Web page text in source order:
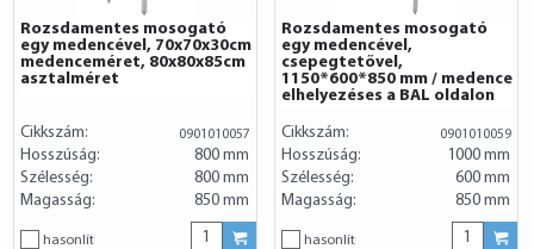
Rozsdamentes mosogató
egy medencével, 70x70x30cm
medenceméret, 80x80x85cm
asztalméret
Cikkszám: 0901010057
Hosszúság:
800 mm
Szélesség:
800 mm
Magasság:
850 mm
hasonlít
Rozsdamentes mosogató
egy medencével,
csepegtetővel,
1150*600*850 mm / medence
elhelyezéses a BAL oldalon
Cikkszám: 0901010059
Hosszúság:
1000 mm
Szélesség:
600 mm
Magasság:
850 mm
hasonlít